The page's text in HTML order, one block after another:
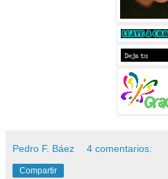
Pedro F. Báez 4 comentarios:
Compartir